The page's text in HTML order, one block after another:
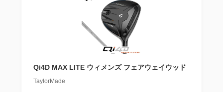
Qi4D MAX LITE ウィメンズ フェアウェイウッド
TaylorMade